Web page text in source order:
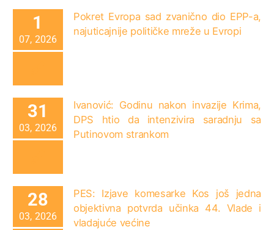
1
07, 2026
Pokret Evropa sad zvanično dio EPP-a,
najuticajnije političke mreže u Evropi
31
03, 2026
Ivanović: Godinu nakon invazije Krima,
DPS htio da intenzivira saradnju sa
Putinovom strankom
28
03, 2026
PES: Izjave komesarke Kos još jedna
objektivna potvrda učinka 44. Vlade i
vladajuće većine